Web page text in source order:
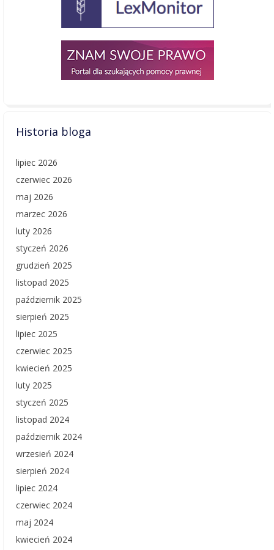
Historia bloga
lipiec 2026
czerwiec 2026
maj 2026
marzec 2026
luty 2026
styczeń 2026
grudzień 2025
listopad 2025
październik 2025
sierpień 2025
lipiec 2025
czerwiec 2025
kwiecień 2025
luty 2025
styczeń 2025
listopad 2024
październik 2024
wrzesień 2024
sierpień 2024
lipiec 2024
czerwiec 2024
maj 2024
kwiecień 2024